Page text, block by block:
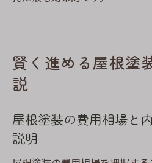
屋根塗装で資産価値を高
塗装リフォームが資
屋根塗装と外壁の一
賢く進める屋根塗
説
屋根塗装の費用相場と
説明